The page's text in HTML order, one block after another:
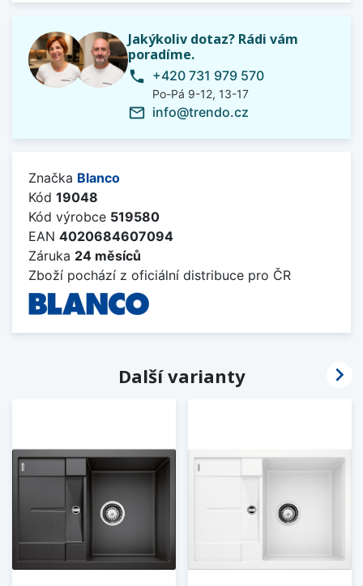
Jakýkoliv dotaz? Rádi vám
poradíme.
phone +420 731 979 570
Po-Pá 9-12, 13-17
mail_outline info@trendo.cz
Značka Blanco
Kód 19048
Kód výrobce 519580
EAN 4020684607094
Záruka 24 měsíců
Zboží pochází z oficiální distribuce pro ČR
Další varianty 